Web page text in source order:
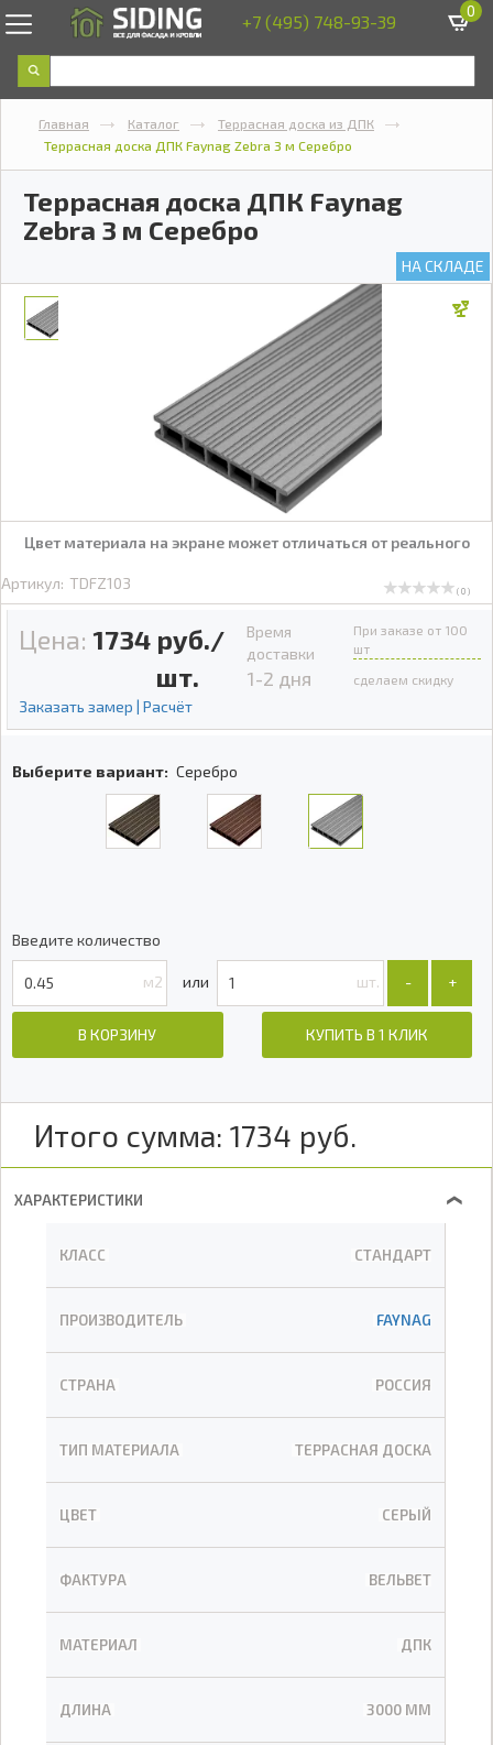
+7 (495) 748-93-39 0
Главная Каталог
Террасная доска из ДПК
Террасная доска ДПК Faynag Zebra 3 м Серебро
Террасная доска ДПК Faynag
Zebra 3 м Серебро
НА СКЛАДЕ
Цвет материала на экране может отличаться от реального
Артикул: TDFZ103 ( 0 )
Цена: 1734 руб./
шт.
Заказать замер | Расчёт
Время
доставки
1-2 дня
При заказе от 100
шт
сделаем скидку
Выберите вариант: Серебро
Введите количество
м2 шт. +
-
В КОРЗИНУ КУПИТЬ В 1 КЛИК
Итого сумма: 1734 руб.
ХАРАКТЕРИСТИКИ ❯
КЛАСС СТАНДАРТ
ПРОИЗВОДИТЕЛЬ FAYNAG
СТРАНА РОССИЯ
ТИП МАТЕРИАЛА ТЕРРАСНАЯ ДОСКА
ЦВЕТ СЕРЫЙ
ФАКТУРА ВЕЛЬВЕТ
МАТЕРИАЛ ДПК
ДЛИНА 3000 ММ